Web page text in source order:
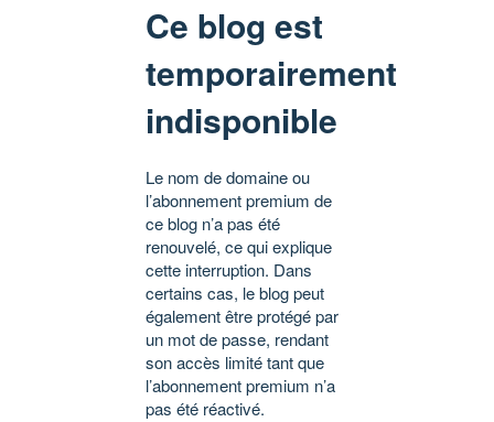
Ce blog est
temporairement
indisponible
Le nom de domaine ou
l’abonnement premium de
ce blog n’a pas été
renouvelé, ce qui explique
cette interruption. Dans
certains cas, le blog peut
également être protégé par
un mot de passe, rendant
son accès limité tant que
l’abonnement premium n’a
pas été réactivé.